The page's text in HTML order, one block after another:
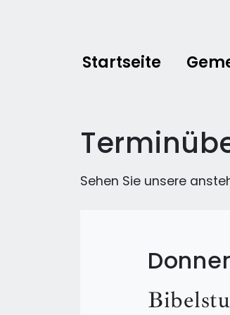
Startseite
Sehen Sie unsere